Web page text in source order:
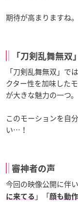
期待が高まりますね。
「刀剣乱舞無双
「刀剣乱舞無双」で
クター性を加味した
が大きな魅力の一つ。
このモーションを自
い…！
審神者の声
今回の映像公開に伴
に来てる 」「顔も動